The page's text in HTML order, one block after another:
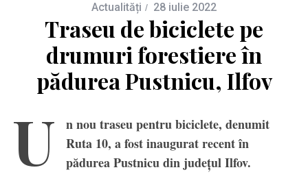
Actualități 28 iulie 2022
Traseu de biciclete pe
drumuri forestiere în
pădurea Pustnicu, Ilfov
U
n nou traseu pentru biciclete, denumit
Ruta 10, a fost inaugurat recent în
pădurea Pustnicu din județul Ilfov.